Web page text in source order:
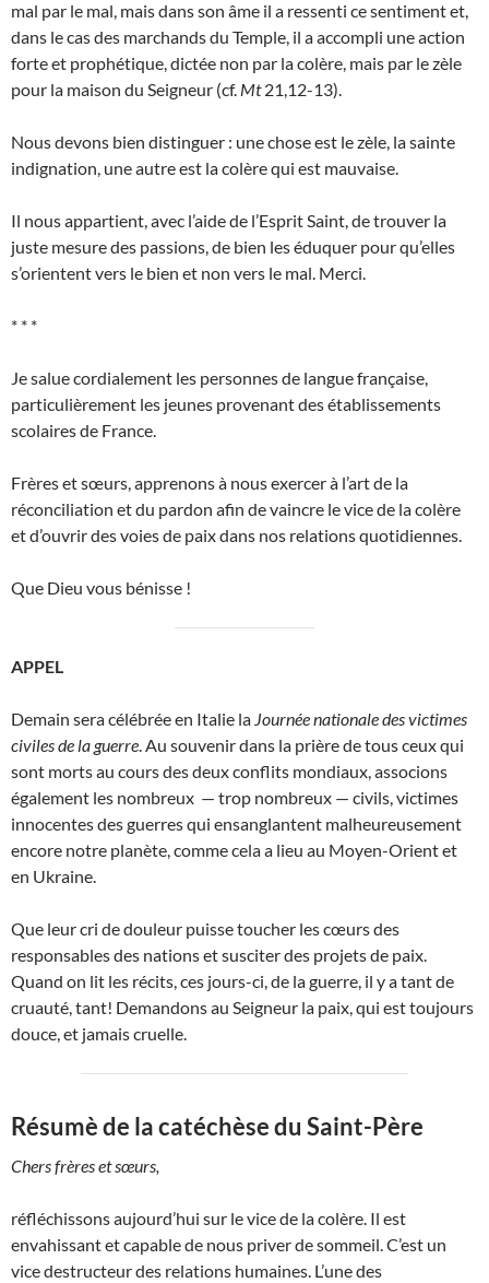
mal par le mal, mais dans son âme il a ressenti ce sentiment et,
dans le cas des marchands du Temple, il a accompli une action
forte et prophétique, dictée non par la colère, mais par le zèle
pour la maison du Seigneur (cf. Mt21,12-13).
Nous devons bien distinguer : une chose est le zèle, la sainte
indignation, une autre est la colère qui est mauvaise.
Il nous appartient, avec l’aide de l’Esprit Saint, de trouver la
juste mesure des passions, de bien les éduquer pour qu’elles
s’orientent vers le bien et non vers le mal. Merci.
* * *
Je salue cordialement les personnes de langue française,
particulièrement les jeunes provenant des établissements
scolaires de France.
Frères et sœurs, apprenons à nous exercer à l’art de la
réconciliation et du pardon afin de vaincre le vice de la colère
et d’ouvrir des voies de paix dans nos relations quotidiennes.
Que Dieu vous bénisse !
APPEL
Demain sera célébrée en Italie la Journée nationale des victimes
civiles de la guerre. Au souvenir dans la prière de tous ceux qui
sont morts au cours des deux conflits mondiaux, associons
également les nombreux — trop nombreux — civils, victimes
innocentes des guerres qui ensanglantent malheureusement
encore notre planète, comme cela a lieu au Moyen-Orient et
en Ukraine.
Que leur cri de douleur puisse toucher les cœurs des
responsables des nations et susciter des projets de paix.
Quand on lit les récits, ces jours-ci, de la guerre, il y a tant de
cruauté, tant! Demandons au Seigneur la paix, qui est toujours
douce, et jamais cruelle.
Résumè de la catéchèse du Saint-Père
Chers frères et sœurs,
réfléchissons aujourd’hui sur le vice de la colère. Il est
envahissant et capable de nous priver de sommeil. C’est un
vice destructeur des relations humaines. L’une des